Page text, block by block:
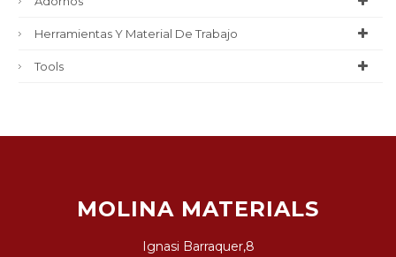
Herramientas Y Material De Trabajo
Tools
MOLINA MATERIALS
Ignasi Barraquer,8